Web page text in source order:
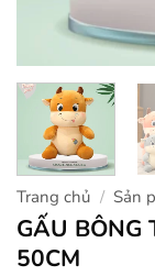
Trang chủ / Sản
GẤU BÔNG
50CM